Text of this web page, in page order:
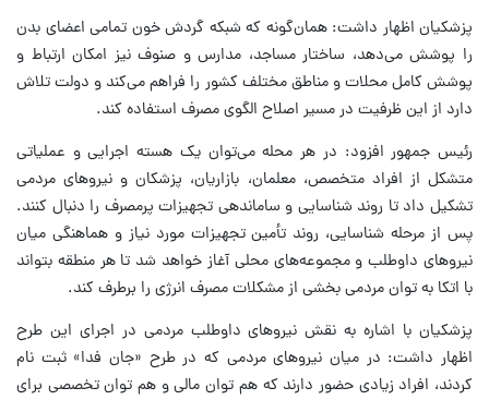
پزشکیان اظهار داشت: همان‌گونه که شبکه گردش خون تمامی اعضای بدن
را پوشش می‌دهد، ساختار مساجد، مدارس و صنوف نیز امکان ارتباط و
پوشش کامل محلات و مناطق مختلف کشور را فراهم می‌کند و دولت تلاش
دارد از این ظرفیت در مسیر اصلاح الگوی مصرف استفاده کند.
رئیس جمهور افزود: در هر محله می‌توان یک هسته اجرایی و عملیاتی
متشکل از افراد متخصص، معلمان، بازاریان، پزشکان و نیروهای مردمی
تشکیل داد تا روند شناسایی و ساماندهی تجهیزات پرمصرف را دنبال کنند.
پس از مرحله شناسایی، روند تأمین تجهیزات مورد نیاز و هماهنگی میان
نیروهای داوطلب و مجموعه‌های محلی آغاز خواهد شد تا هر منطقه بتواند
با اتکا به توان مردمی بخشی از مشکلات مصرف انرژی را برطرف کند.
پزشکیان با اشاره به نقش نیروهای داوطلب مردمی در اجرای این طرح
اظهار داشت: در میان نیروهای مردمی که در طرح «جان فدا» ثبت نام
کردند، افراد زیادی حضور دارند که هم توان مالی و هم توان تخصصی برای